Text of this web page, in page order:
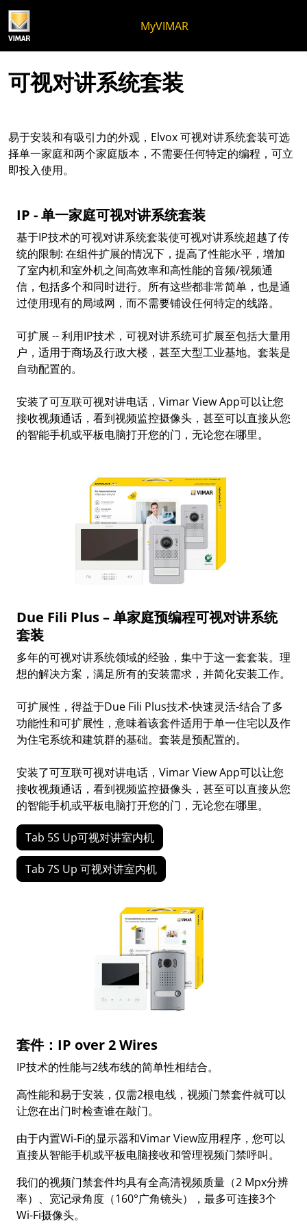
MyVIMAR
可视对讲系统套装
易于安装和有吸引力的外观，Elvox 可视对讲系统套装可选
择单一家庭和两个家庭版本，不需要任何特定的编程，可立
即投入使用。
IP - 单一家庭可视对讲系统套装
基于IP技术的可视对讲系统套装使可视对讲系统超越了传
统的限制: 在组件扩展的情况下，提高了性能水平，增加
了室内机和室外机之间高效率和高性能的音频/视频通
信，包括多个和同时进行。所有这些都非常简单，也是通
过使用现有的局域网，而不需要铺设任何特定的线路。
可扩展 -- 利用IP技术，可视对讲系统可扩展至包括大量用
户，适用于商场及行政大楼，甚至大型工业基地。套装是
自动配置的。
安装了可互联可视对讲电话，Vimar View App可以让您
接收视频通话，看到视频监控摄像头，甚至可以直接从您
的智能手机或平板电脑打开您的门，无论您在哪里。
Due Fili Plus – 单家庭预编程可视对讲系统
套装
多年的可视对讲系统领域的经验，集中于这一套套装。理
想的解决方案，满足所有的安装需求，并简化安装工作。
可扩展性，得益于Due Fili Plus技术-快速灵活-结合了多
功能性和可扩展性，意味着该套件适用于单一住宅以及作
为住宅系统和建筑群的基础。套装是预配置的。
安装了可互联可视对讲电话，Vimar View App可以让您
接收视频通话，看到视频监控摄像头，甚至可以直接从您
的智能手机或平板电脑打开您的门，无论您在哪里。
Tab 5S Up可视对讲室内机
Tab 7S Up 可视对讲室内机
套件：IP over 2 Wires
IP技术的性能与2线布线的简单性相结合。
高性能和易于安装，仅需2根电线，视频门禁套件就可以
让您在出门时检查谁在敲门。
由于内置Wi-Fi的显示器和Vimar View应用程序，您可以
直接从智能手机或平板电脑接收和管理视频门禁呼叫。
我们的视频门禁套件均具有全高清视频质量（2 Mpx分辨
率）、宽记录角度（160°广角镜头），最多可连接3个
Wi-Fi摄像头。